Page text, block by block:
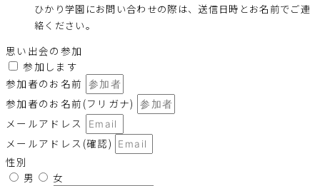
ひかり学園にお問い合わせの際は、送信日時とお名前でご連
絡ください。
思い出会の参加
参加します
参加者のお名前
参加者のお名前(フリガナ)
メールアドレス
メールアドレス(確認)
性別
男
女